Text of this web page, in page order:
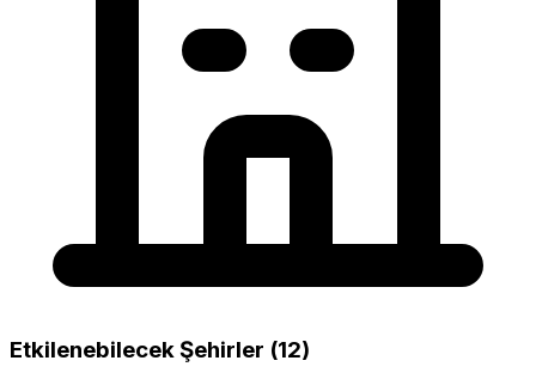
Etkilenebilecek Şehirler (12)